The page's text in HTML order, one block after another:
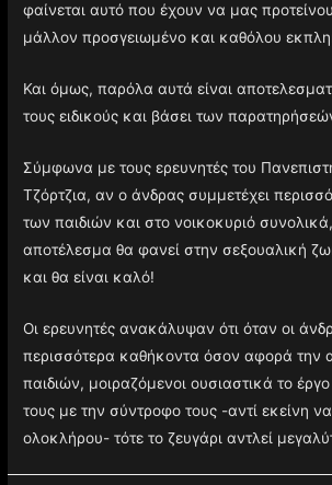
φαίνεται αυτό που έχουν να μας
μάλλον προσγειωμένο και καθόλου
Και όμως, παρόλα αυτά είναι
τους ειδικούς και βάσει των
Σύμφωνα με τους ερευνητές του
Τζόρτζια, αν ο άνδρας συμμετέχει
των παιδιών και στο νοικοκυριό
αποτέλεσμα θα φανεί στην σεξουαλική
και θα είναι καλό!
Οι ερευνητές ανακάλυψαν ότι όταν οι
περισσότερα καθήκοντα όσον αφορά την
παιδιών, μοιραζόμενοι ουσιαστικά το
τους με την σύντροφο τους -αντί εκείνη να
ολοκλήρου- τότε το ζευγάρι αντλεί